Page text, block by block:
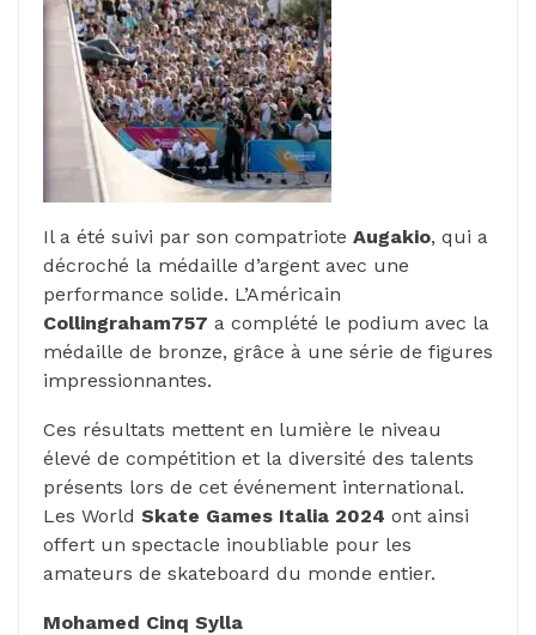
Il a été suivi par son compatriote Augakio, qui a
décroché la médaille d’argent avec une
performance solide. L’Américain
Collingraham757 a complété le podium avec la
médaille de bronze, grâce à une série de figures
impressionnantes.
Ces résultats mettent en lumière le niveau
élevé de compétition et la diversité des talents
présents lors de cet événement international.
Les World Skate Games Italia 2024 ont ainsi
offert un spectacle inoubliable pour les
amateurs de skateboard du monde entier.
Mohamed Cinq Sylla